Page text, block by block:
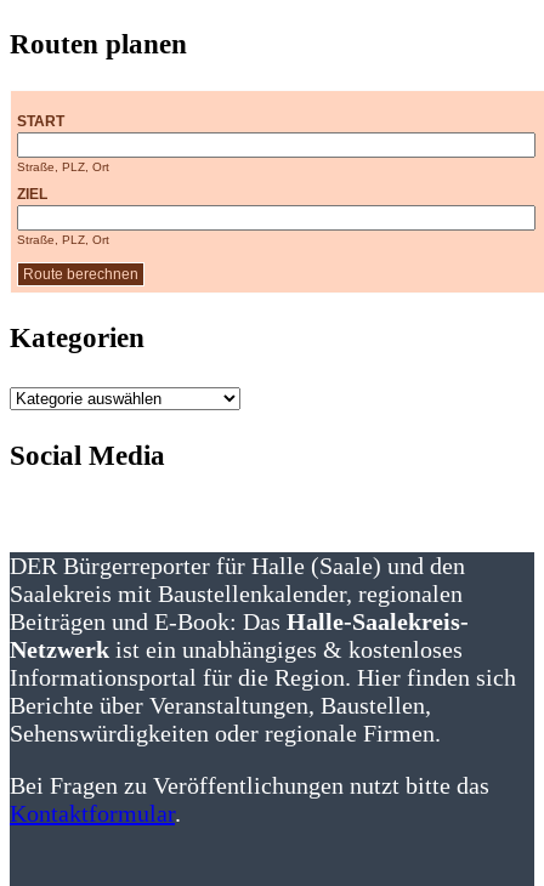
Routen planen
START
Straße, PLZ, Ort
ZIEL
Straße, PLZ, Ort
Kategorien
Kategorien
Social Media
DER Bürgerreporter für Halle (Saale) und den
Saalekreis mit Baustellenkalender, regionalen
Beiträgen und E-Book: Das Halle-Saalekreis-
Netzwerk ist ein unabhängiges & kostenloses
Informationsportal für die Region. Hier finden sich
Berichte über Veranstaltungen, Baustellen,
Sehenswürdigkeiten oder regionale Firmen.
Bei Fragen zu Veröffentlichungen nutzt bitte das
Kontaktformular.